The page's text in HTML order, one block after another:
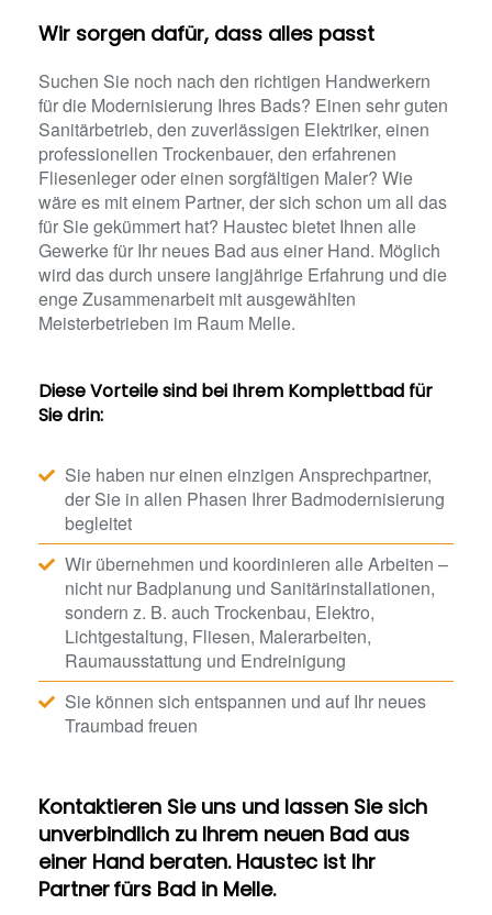
Wir sorgen dafür, dass alles passt
Suchen Sie noch nach den richtigen Handwerkern
für die Modernisierung Ihres Bads? Einen sehr guten
Sanitärbetrieb, den zuverlässigen Elektriker, einen
professionellen Trockenbauer, den erfahrenen
Fliesenleger oder einen sorgfältigen Maler? Wie
wäre es mit einem Partner, der sich schon um all das
für Sie gekümmert hat? Haustec bietet Ihnen alle
Gewerke für Ihr neues Bad aus einer Hand. Möglich
wird das durch unsere langjährige Erfahrung und die
enge Zusammenarbeit mit ausgewählten
Meisterbetrieben im Raum Melle.
Diese Vorteile sind bei Ihrem Komplettbad für
Sie drin:
Sie haben nur einen einzigen Ansprechpartner,
der Sie in allen Phasen Ihrer Badmodernisierung
begleitet
Wir übernehmen und koordinieren alle Arbeiten –
nicht nur Badplanung und Sanitärinstallationen,
sondern z. B. auch Trockenbau, Elektro,
Lichtgestaltung, Fliesen, Malerarbeiten,
Raumausstattung und Endreinigung
Sie können sich entspannen und auf Ihr neues
Traumbad freuen
Kontaktieren Sie uns und lassen Sie sich
unverbindlich zu Ihrem neuen Bad aus
einer Hand beraten. Haustec ist Ihr
Partner fürs Bad in Melle.